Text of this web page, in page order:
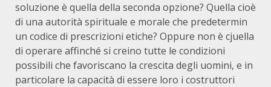
soluzione è quella della seconda opzione? Quella cioè
di una autorità spirituale e morale che predetermin
un codice di prescrizioni etiche? Oppure non è cjuella
di operare affinché si creino tutte le condizioni
possibili che favoriscano la crescita degli uomini, e in
particolare la capacità di essere loro i costruttori